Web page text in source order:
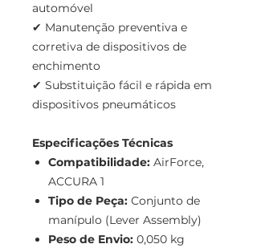
automóvel
✔ Manutenção preventiva e
corretiva de dispositivos de
enchimento
✔ Substituição fácil e rápida em
dispositivos pneumáticos
Especificações Técnicas
Compatibilidade: AirForce,
ACCURA 1
Tipo de Peça: Conjunto de
manípulo (Lever Assembly)
Peso de Envio: 0,050 kg